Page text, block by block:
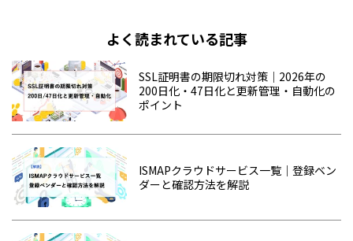
よく読まれている記事
SSL証明書の期限切れ対策｜2026年の
200日化・47日化と更新管理・自動化の
ポイント
ISMAPクラウドサービス一覧｜登録ベン
ダーと確認方法を解説